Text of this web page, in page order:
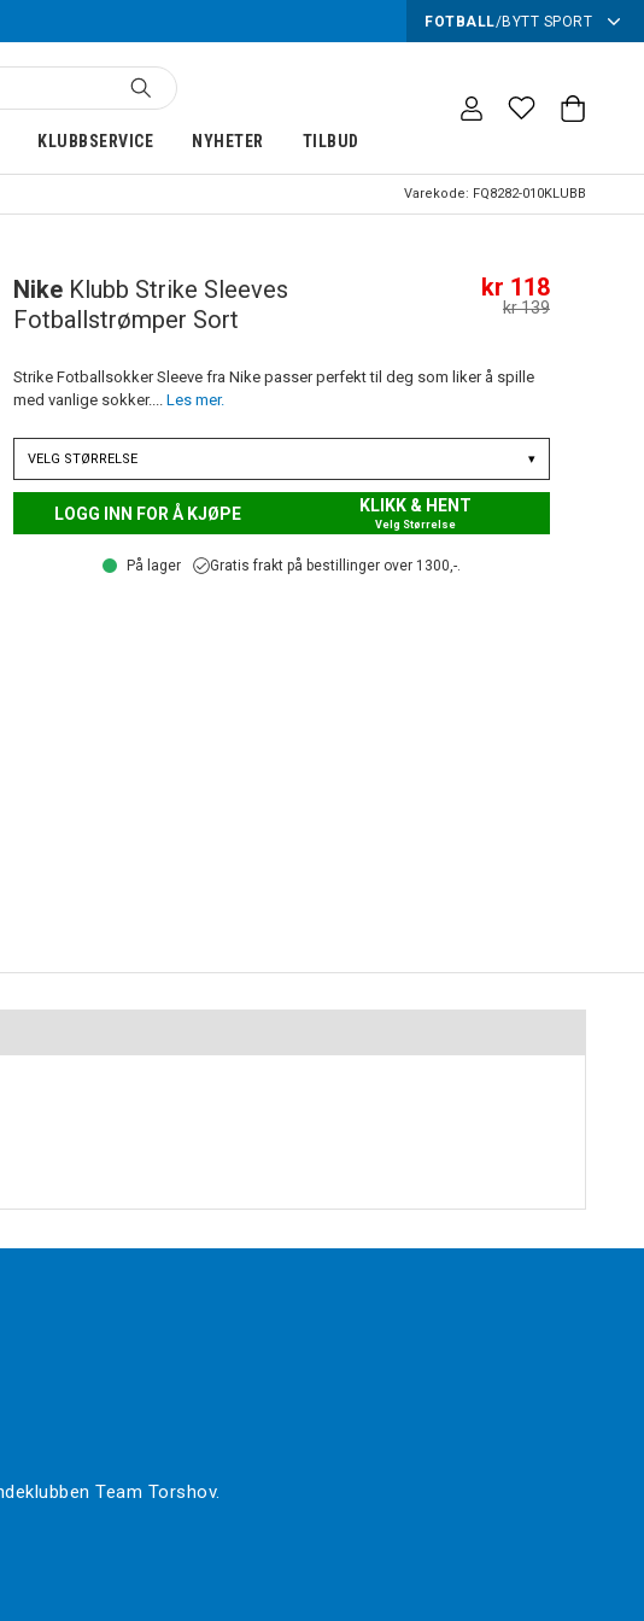
FOTBALL/BYTT SPORT
KLUBBSERVICE NYHETER TILBUD
Varekode: FQ8282-010KLUBB
Nike Klubb Strike Sleeves
Fotballstrømper Sort
kr 118
kr 139
Strike Fotballsokker Sleeve fra Nike passer perfekt til deg som liker å spille
med vanlige sokker.... Les mer.
VELG STØRRELSE ▾
LOGG INN FOR Å KJØPE KLIKK & HENT
Velg Størrelse
På lager Gratis frakt på bestillinger over 1300,-.
Team Torshov.